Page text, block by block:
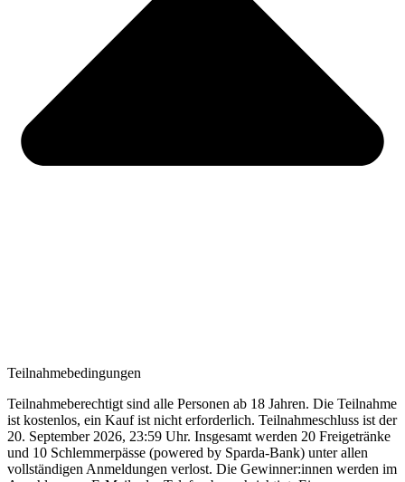
Teilnahmebedingungen
Teilnahmeberechtigt sind alle Personen ab 18 Jahren. Die Teilnahme
ist kostenlos, ein Kauf ist nicht erforderlich. Teilnahmeschluss ist der
20. September 2026, 23:59 Uhr. Insgesamt werden 20 Freigetränke
und 10 Schlemmerpässe (powered by Sparda-Bank) unter allen
vollständigen Anmeldungen verlost. Die Gewinner:innen werden im